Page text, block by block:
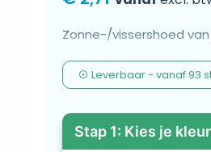
Zonne-/vissershoed
Leverbaar- vanaf93
Stap 1: Kies je kleur